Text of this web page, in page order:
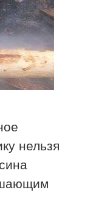
нельзя